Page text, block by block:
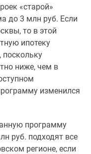
«старой»
до 3 млн руб. Если
то в этой
ипотеку
ниже, чем в
изменился
программу
руб. подходят все
регионе, если